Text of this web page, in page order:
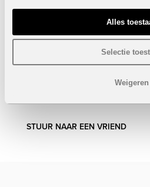
Alles
Selectie
Weigeren
Bebouwde oppervlakte: 148,34
Prijs:VERKOCHT
STUUR NAAR EEN VRIEND